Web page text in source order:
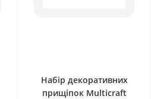
Набір декоративних
прищіпок Multicraft